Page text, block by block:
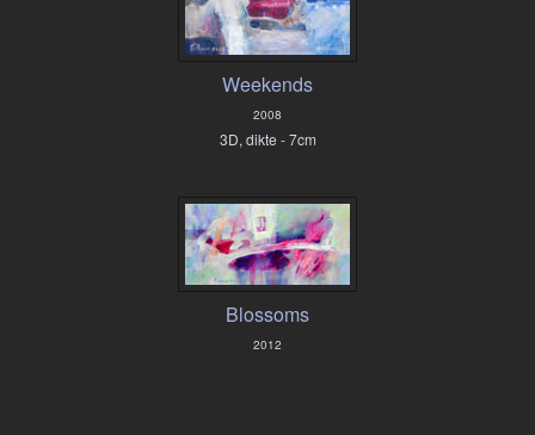
Weekends
2008
3D, dikte - 7cm
Blossoms
2012